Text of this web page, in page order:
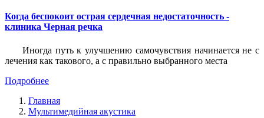
Когда беспокоит острая сердечная недостаточность -
клиника Черная речка
Иногда путь к улучшению самочувствия начинается не с
лечения как такового, а с правильно выбранного места
Подробнее
Главная
Мультимедийная акустика